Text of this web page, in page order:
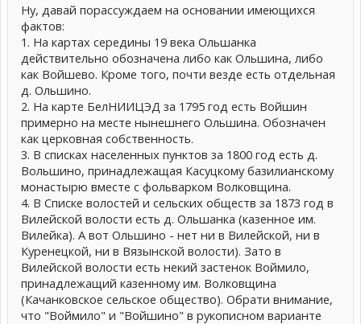
Ну, давай порассуждаем на основании имеющихся
фактов:
1. На картах середины 19 века Ольшанка
действительно обозначена либо как Ольшина, либо
как Войшево. Кроме того, почти везде есть отдельная
д. Ольшино.
2. На карте БелНИИЦЭД за 1795 год есть Войшин
примерно на месте нынешнего Ольшина. Обозначен
как церковная собственность.
3. В списках населенных пунктов за 1800 год есть д.
Вольшино, принадлежащая Касуцкому базилианскому
монастырю вместе с фольварком Волковщина.
4. В Списке волостей и сельских обществ за 1873 год в
Вилейской волости есть д. Ольшанка (казенное им.
Вилейка). А вот Ольшино - нет ни в Вилейской, ни в
Куренецкой, ни в Вязынской волости). Зато в
Вилейской волости есть некий застенок Воймило,
принадлежащий казенному им. Волковщина
(Качанковское сельское общество). Обрати внимание,
что "Воймило" и "Войшино" в рукописном варианте